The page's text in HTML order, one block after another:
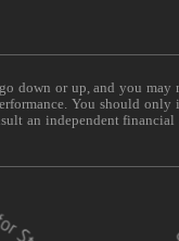
or up, and you
You should
an independent